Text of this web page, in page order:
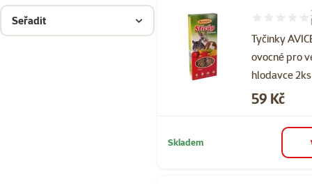
Seřadit
Tyčinky
ovocné pro
hlodavce 2ks
Hodnocení
Cena
59 Kč
Skladem